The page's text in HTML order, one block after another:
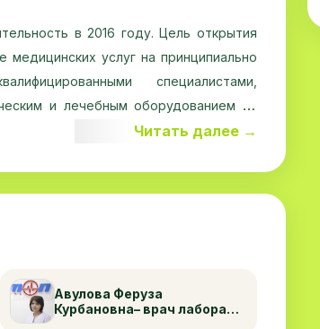
в 2016 году. Цель открытия
медицинских услуг на принципиально
специалистами,
и лечебным оборудованием на
высочайшее качество услуг,
отношение к пациентам и
Читать далее →
Авулова Феруза
Курбановна– врач лаборант